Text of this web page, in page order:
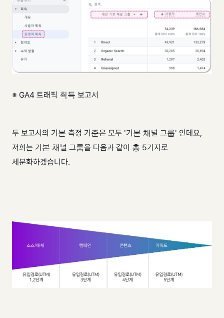
※ GA4 트래픽 획득 보고서
두 보고서의 기본 측정 기준은 모두 '기본 채널 그룹' 인데요, ​
저희는 기본 채널 그룹을 다음과 같이 총 5가지로
세분화하겠습니다.